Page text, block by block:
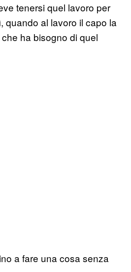
tenersi quel lavoro per
quando al lavoro il capo la
ha bisogno di quel
a fare una cosa senza